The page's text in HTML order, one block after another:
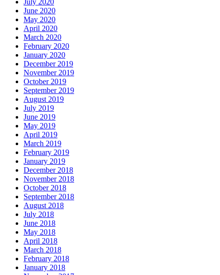
July 2020
June 2020
May 2020
April 2020
March 2020
February 2020
January 2020
December 2019
November 2019
October 2019
September 2019
August 2019
July 2019
June 2019
May 2019
April 2019
March 2019
February 2019
January 2019
December 2018
November 2018
October 2018
September 2018
August 2018
July 2018
June 2018
May 2018
April 2018
March 2018
February 2018
January 2018